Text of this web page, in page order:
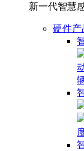
新一代智慧
硬件产